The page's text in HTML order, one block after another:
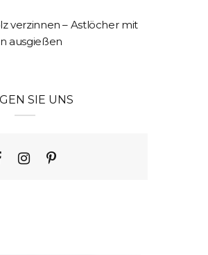
verzinnen – Astlöcher mit
ausgießen
SIE UNS